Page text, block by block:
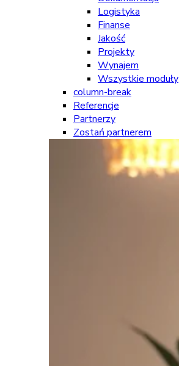
Logistyka
Finanse
Jakość
Projekty
Wynajem
Wszystkie moduły
column-break
Referencje
Partnerzy
Zostań partnerem